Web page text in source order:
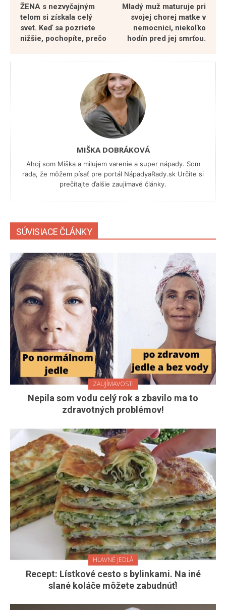
ŽENA s nezvyčajným
telom si získala celý
svet. Keď sa pozriete
nižšie, pochopíte, prečo
Mladý muž maturuje pri
svojej chorej matke v
nemocnici, niekoľko
hodín pred jej smrťou.
MIŠKA DOBRÁKOVÁ
Ahoj som Miška a milujem varenie a super nápady. Som
rada, že môžem písať pre portál NápadyaRady.sk Určite si
prečítajte ďalšie zaujímavé články.
SÚVISIACE ČLÁNKY
ZAUJÍMAVOSTI
Nepila som vodu celý rok a zbavilo ma to
zdravotných problémov!
HLAVNÉ JEDLÁ
Recept: Lístkové cesto s bylinkami. Na iné
slané koláče môžete zabudnúť!